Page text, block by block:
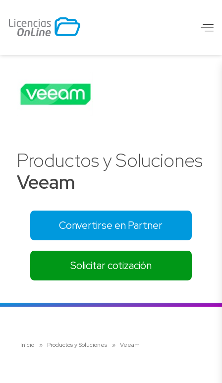
Productos y Soluciones
Veeam
Convertirse en Partner
Solicitar cotización
Inicio » Productos y Soluciones » Veeam